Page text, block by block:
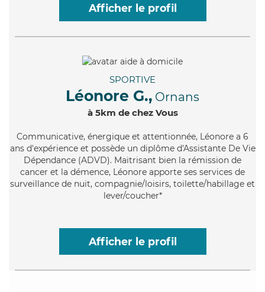
Afficher le profil
SPORTIVE
Léonore G., Ornans
à 5km de chez Vous
Communicative, énergique et attentionnée, Léonore a 6
ans d'expérience et possède un diplôme d'Assistante De Vie
Dépendance (ADVD). Maitrisant bien la rémission de
cancer et la démence, Léonore apporte ses services de
surveillance de nuit, compagnie/loisirs, toilette/habillage et
lever/coucher*
Afficher le profil